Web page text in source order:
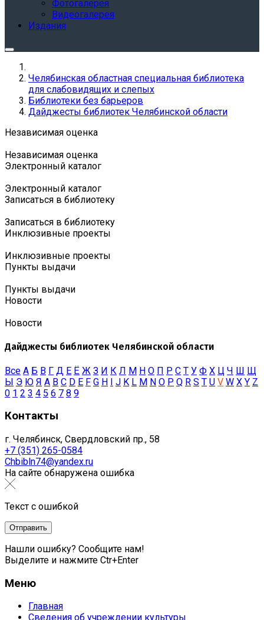
Фотогалерея
Видеогалерея
Издания
Челябинская областная специальная библиотека
для слабовидящих и слепых
Библиотеки без барьеров
Дайджесты библиотек Челябинской области
Независимая оценка
Независимая оценка
Электронный каталог
Электронный каталог
Записаться в библиотеку
Записаться в библиотеку
Инклюзивные проекты
Инклюзивные проекты
Пункты выдачи
Пункты выдачи
Новости
Новости
Дайджесты библиотек Челябинской области
Все А Б В Г Д Е Ё Ж З И К Л М Н О П Р С Т У Ф Х Ц Ч Ш Щ
Ы Э Ю Я A B C D E F G H I J K L M N O P Q R S T U V W X Y Z
0 1 2 3 4 5 6 7 8 9
Контакты
г. Челябинск, Свердловский пр., 58
+7 (351) 265-0584
Chbibln74@yandex.ru
На сайте обнаружена ошибка
Текст с ошибкой
Нашли ошибку? Сообщите нам!
Выделите и нажмите Ctr+Enter
Меню
Главная
Сведения об учреждении культуры